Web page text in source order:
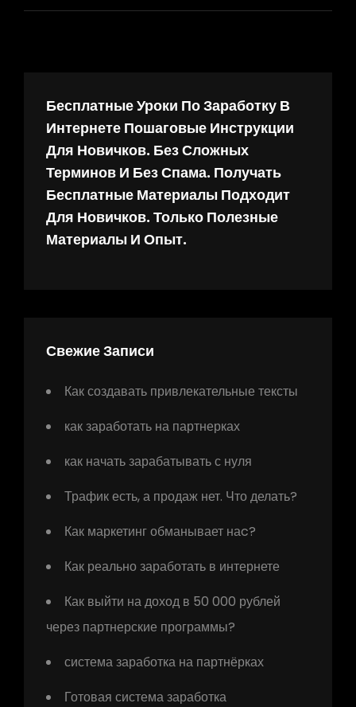
Бесплатные Уроки По Заработку В
Интернете Пошаговые Инструкции
Для Новичков. Без Сложных
Терминов И Без Спама. Получать
Бесплатные Материалы Подходит
Для Новичков. Только Полезные
Материалы И Опыт.
Свежие Записи
Как создавать привлекательные тексты
как заработать на партнерках
как начать зарабатывать с нуля
Трафик есть, а продаж нет. Что делать?
Как маркетинг обманывает наc?
Как реально заработать в интернете
Как выйти на доход в 50 000 рублей
через партнерские программы?
система заработка на партнёрках
Готовая система заработка